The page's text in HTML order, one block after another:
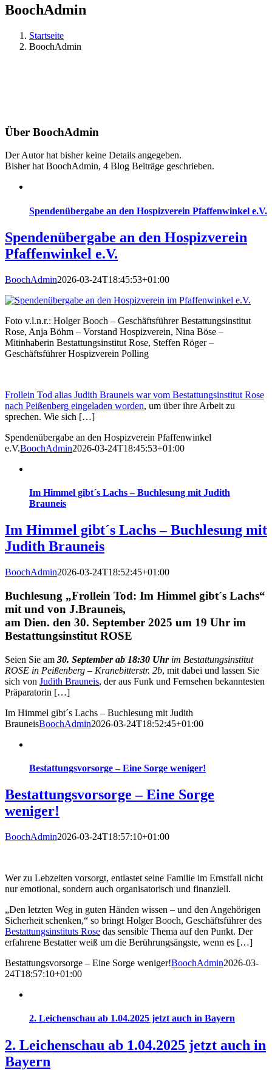
BoochAdmin
Startseite
BoochAdmin
Über BoochAdmin
Der Autor hat bisher keine Details angegeben.
Bisher hat BoochAdmin, 4 Blog Beiträge geschrieben.
Spendenübergabe an den Hospizverein Pfaffenwinkel e.V.
Spendenübergabe an den Hospizverein
Pfaffenwinkel e.V.
BoochAdmin2026-03-24T18:45:53+01:00
Foto v.l.n.r.: Holger Booch – Geschäftsführer Bestattungsinstitut
Rose, Anja Böhm – Vorstand Hospizverein, Nina Böse –
Mitinhaberin Bestattungsinstitut Rose, Steffen Röger –
Geschäftsführer Hospizverein Polling
Frollein Tod alias Judith Brauneis war vom Bestattungsinstitut Rose
nach Peißenberg eingeladen worden, um über ihre Arbeit zu
sprechen. Wie sich […]
Spendenübergabe an den Hospizverein Pfaffenwinkel
e.V.BoochAdmin2026-03-24T18:45:53+01:00
Im Himmel gibt´s Lachs – Buchlesung mit Judith
Brauneis
Im Himmel gibt´s Lachs – Buchlesung mit
Judith Brauneis
BoochAdmin2026-03-24T18:52:45+01:00
Buchlesung „Frollein Tod: Im Himmel gibt´s Lachs“
mit und von J.Brauneis,
am Dien. den 30. September 2025 um 19 Uhr im
Bestattungsinstitut ROSE
Seien Sie am 30. September ab 18:30 Uhrim Bestattungsinstitut
ROSE in Peißenberg – Kranebitterstr. 2b, mit dabei und lassen Sie
sich von Judith Brauneis, der aus Funk und Fernsehen bekanntesten
Präparatorin […]
Im Himmel gibt´s Lachs – Buchlesung mit Judith
BrauneisBoochAdmin2026-03-24T18:52:45+01:00
Bestattungsvorsorge – Eine Sorge weniger!
Bestattungsvorsorge – Eine Sorge
weniger!
BoochAdmin2026-03-24T18:57:10+01:00
Wer zu Lebzeiten vorsorgt, entlastet seine Familie im Ernstfall nicht
nur emotional, sondern auch organisatorisch und finanziell.
„Den letzten Weg in guten Händen wissen – und den Angehörigen
Sicherheit schenken,“ so bringt Holger Booch, Geschäftsführer des
Bestattungsinstituts Rose das sensible Thema auf den Punkt. Der
erfahrene Bestatter weiß um die Berührungsängste, wenn es […]
Bestattungsvorsorge – Eine Sorge weniger!BoochAdmin2026-03-
24T18:57:10+01:00
2. Leichenschau ab 1.04.2025 jetzt auch in Bayern
2. Leichenschau ab 1.04.2025 jetzt auch in
Bayern